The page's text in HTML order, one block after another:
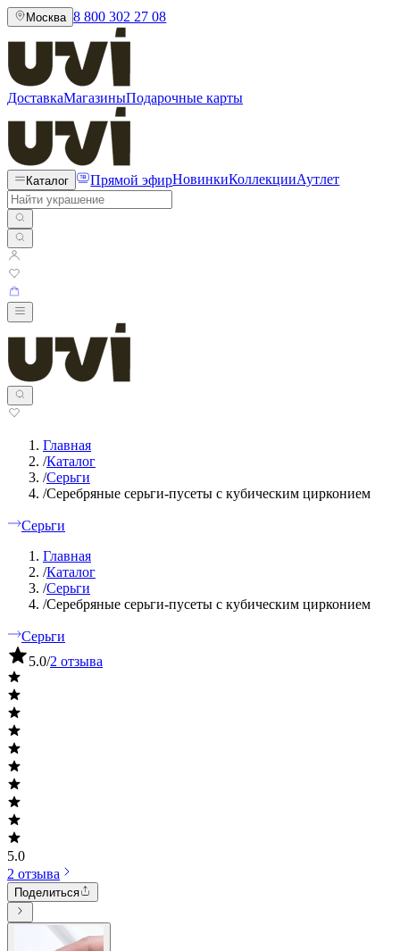
Москва 8 800 302 27 08
ДоставкаМагазиныПодарочные карты
Каталог Прямой эфирНовинкиКоллекцииАутлет
Главная
/Каталог
/Серьги
/Серебряные серьги-пусеты с кубическим цирконием
Серьги
Главная
/Каталог
/Серьги
/Серебряные серьги-пусеты с кубическим цирконием
Серьги
5.0/2 отзыва
5.0
2 отзыва
Поделиться